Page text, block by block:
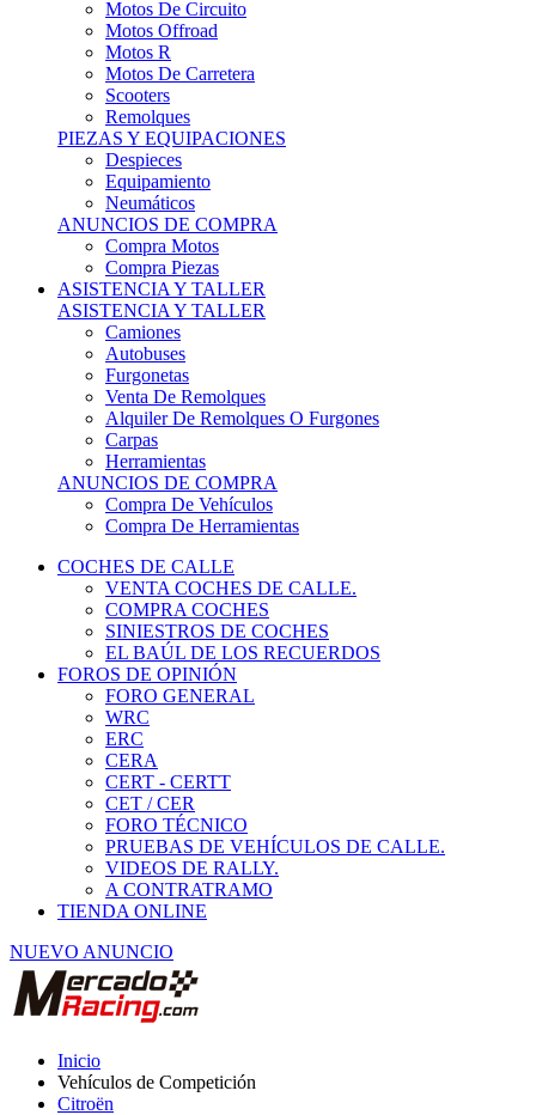
Motos R
Motos De Carretera
Scooters
Remolques
PIEZAS Y EQUIPACIONES
Despieces
Equipamiento
Neumáticos
ANUNCIOS DE COMPRA
Compra Motos
Compra Piezas
ASISTENCIA Y TALLER
ASISTENCIA Y TALLER
Camiones
Autobuses
Furgonetas
Venta De Remolques
Alquiler De Remolques O Furgones
Carpas
Herramientas
ANUNCIOS DE COMPRA
Compra De Vehículos
Compra De Herramientas
COCHES DE CALLE
VENTA COCHES DE CALLE.
COMPRA COCHES
SINIESTROS DE COCHES
EL BAÚL DE LOS RECUERDOS
FOROS DE OPINIÓN
FORO GENERAL
WRC
ERC
CERA
CERT - CERTT
CET / CER
FORO TÉCNICO
PRUEBAS DE VEHÍCULOS DE CALLE.
VIDEOS DE RALLY.
A CONTRATRAMO
TIENDA ONLINE
NUEVO ANUNCIO
Vehículos de Competición
Citroën
Saxo grupo a crabots